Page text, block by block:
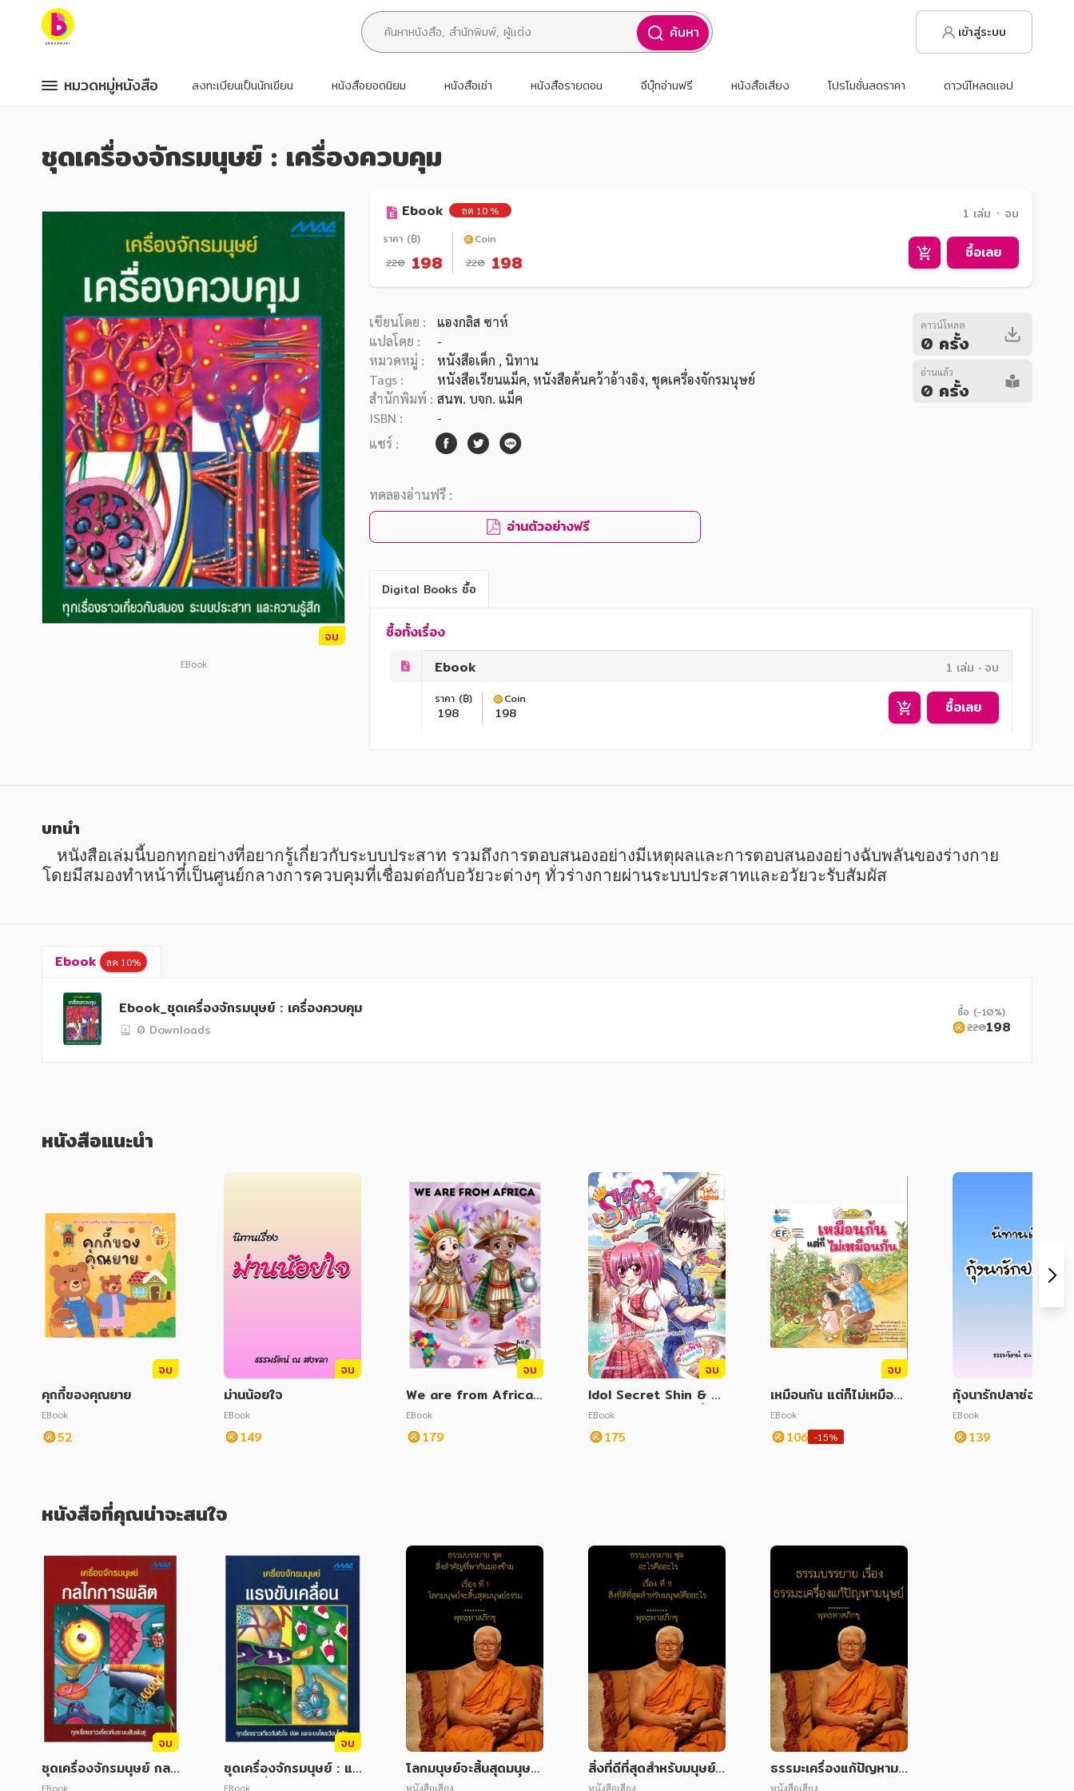
หมวดหมู่หนังสือ
หมวดหมู่ยอดนิยม
หนังสือออกใหม่
หนังสือยอดนิยม
หมวดหมู่หนังสือ
อาหาร สุขภาพ การแพทย์
ศิลปะ บันเทิง กีฬา ท่องเที่ยว
สังคม วัฒนธรรม การปกครอง ศาสนาและปรัชญา
ศาสนา และปรัชญา
กฎหมาย สัญญา ภาษี
การเงิน การลงทุน บริหาร
นิตยสาร หนังสือพิมพ์
ครอบครัว
วรรณกรรม
การเกษตร ชีววิทยา
การเรียน การศึกษา
เทคโนโลยี การสื่อสาร วิทยาศาสตร์
การ์ตูนความรู้ การ์ตูน
การ์ตูนมังงะ (Manga)
ค้นหา เข้าสู่ระบบ
หมวดหมู่หนังสือ
หมวดหมู่หนังสือ
หมวดหมู่ยอดนิยม
หนังสือออกใหม่
หนังสือยอดนิยม
หมวดหมู่หนังสือ
อาหาร สุขภาพ การแพทย์
ศิลปะ บันเทิง กีฬา ท่องเที่ยว
สังคม วัฒนธรรม การปกครอง ศาสนาและปรัชญา
ศาสนา และปรัชญา
กฎหมาย สัญญา ภาษี
การเงิน การลงทุน บริหาร
นิตยสาร หนังสือพิมพ์
ครอบครัว
วรรณกรรม
การเกษตร ชีววิทยา
การเรียน การศึกษา
เทคโนโลยี การสื่อสาร วิทยาศาสตร์
การ์ตูนความรู้ การ์ตูน
การ์ตูนมังงะ (Manga)
ลงทะเบียนเป็นนักเขียน หนังสือยอดนิยม หนังสือเช่า หนังสือรายตอน อีบุ๊กอ่านฟรี หนังสือเสียง โปรโมชั่นลดราคา ดาวน์โหลดแอป
ชุดเครื่องจักรมนุษย์ : เครื่องควบคุม
จบ
EBook
Ebook ลด 10 % 1 เล่ม ᛫ จบ
ราคา (฿)
220 198
Coin
220 198 ซื้อเลย
เขียนโดย :
แองกลิส ซาห์
แปลโดย :
-
หมวดหมู่ :
หนังสือเด็ก , นิทาน
Tags :
หนังสือเรียนแม็ค, หนังสือค้นคว้าอ้างอิง, ชุดเครื่องจักรมนุษย์
สำนักพิมพ์ : สนพ. บจก. แม็ค
ISBN :
-
แชร์ :
ดาวน์โหลด
0 ครั้ง
อ่านแล้ว
0 ครั้ง
ทดลองอ่านฟรี :
อ่านตัวอย่างฟรี
Digital Books ซื้อ
ซื้อทั้งเรื่อง
Ebook
1 เล่ม จบ
ราคา (฿)
198
Coin
198 ซื้อเลย
บทนำ
โดยมีสมองทำหน้าที่เป็นศูนย์กลางการควบคุมที่เชื่อมต่อกับอวัยวะต่างๆ ทั่วร่างกายผ่านระบบประสาทและอวัยวะรับสัมผัส
Ebook ลด 10%
Ebook_ชุดเครื่องจักรมนุษย์ : เครื่องควบคุม
0 Downloads
ซื้อ (-10%)
220198
หนังสือแนะนำ
จบ
คุกกี้ของคุณยาย
EBook
52
จบ
ม่านน้อยใจ
EBook
149
จบ
We are from Africa:
พวกเรามาจากทวีปแอฟริ
กา
EBook
179
จบ
Idol Secret Shin & Mi
nna คอยดูนะ ฉันจะมั่นใจ
(ฉบับการ์ตูน)
EBook
175
จบ
เหมือนกัน แต่ก็ไม่เหมือน
กัน
EBook
106 -15%
กุ้งนารักปลาช่อน
EBook
139
หนังสือที่คุณน่าจะสนใจ
จบ
ชุดเครื่องจักรมนุษย์ กลไ
กลการผลิต
EBook
จบ
ชุดเครื่องจักรมนุษย์ : แร
งขับเคลื่อน
EBook
โลกมนุษย์จะสิ้นสุดมนุษย์
ธรรม ชุด สิ่งสำคัญที่พากั
หนังสือเสียง
สิ่งที่ดีที่สุดสำหรับมนุษย์คื
ออะไร ชุด อะไรคืออะไร
หนังสือเสียง
ธรรมะเครื่องแก้ปัญหามนุ
ษย์
หนังสือเสียง